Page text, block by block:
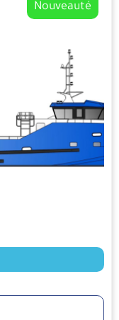
Nouveauté